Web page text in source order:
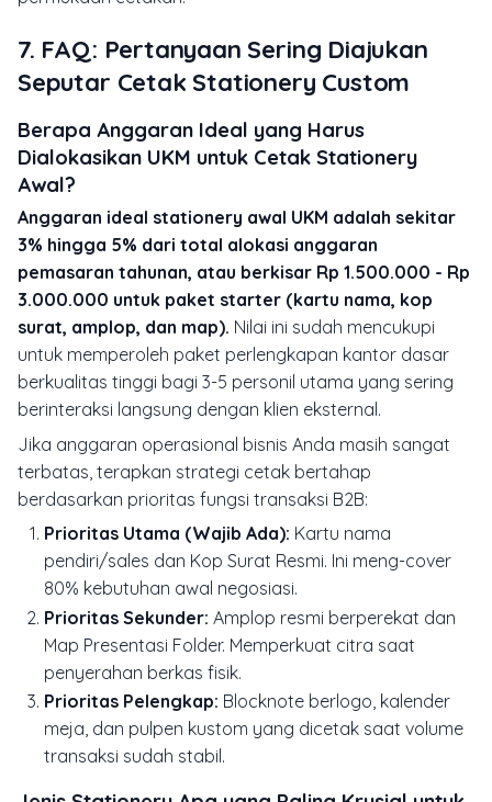
7. FAQ: Pertanyaan Sering Diajukan
Seputar Cetak Stationery Custom
Berapa Anggaran Ideal yang Harus
Dialokasikan UKM untuk Cetak Stationery
Awal?
Anggaran ideal stationery awal UKM adalah sekitar
3% hingga 5% dari total alokasi anggaran
pemasaran tahunan, atau berkisar Rp 1.500.000 - Rp
3.000.000 untuk paket starter (kartu nama, kop
surat, amplop, dan map). Nilai ini sudah mencukupi
untuk memperoleh paket perlengkapan kantor dasar
berkualitas tinggi bagi 3-5 personil utama yang sering
berinteraksi langsung dengan klien eksternal.
Jika anggaran operasional bisnis Anda masih sangat
terbatas, terapkan strategi cetak bertahap
berdasarkan prioritas fungsi transaksi B2B:
Prioritas Utama (Wajib Ada): Kartu nama
pendiri/sales dan Kop Surat Resmi. Ini meng-cover
80% kebutuhan awal negosiasi.
Prioritas Sekunder: Amplop resmi berperekat dan
Map Presentasi Folder. Memperkuat citra saat
penyerahan berkas fisik.
Prioritas Pelengkap: Blocknote berlogo, kalender
meja, dan pulpen kustom yang dicetak saat volume
transaksi sudah stabil.